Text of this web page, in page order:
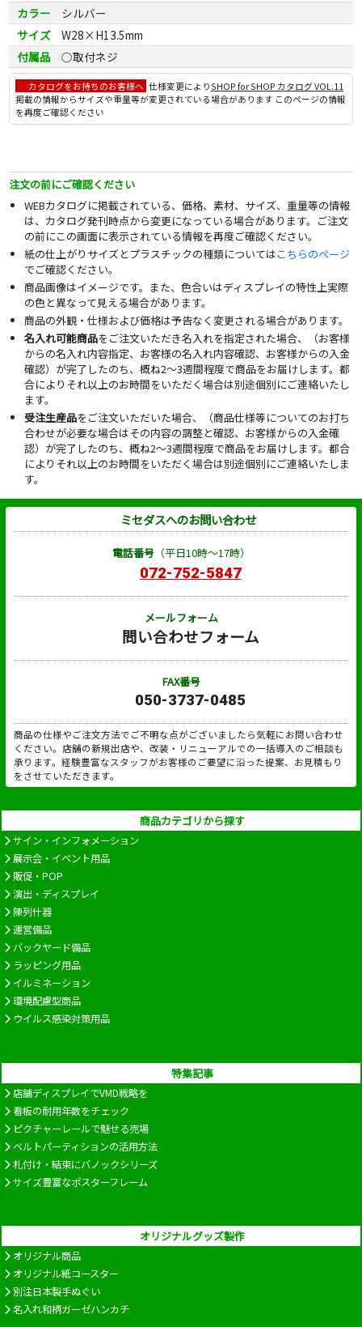
カラー
シルバー
サイズ
W28×H13.5mm
付属品
○取付ネジ
カタログをお持ちのお客様へ 仕様変更によりSHOP for SHOP カタログ VOL.11
掲載の情報からサイズや重量等が変更されている場合があります このページの情報
を再度ご確認ください
注文の前にご確認ください
WEBカタログに掲載されている、価格、素材、サイズ、重量等の情報
は、カタログ発刊時点から変更になっている場合があります。ご注文
の前にこの画面に表示されている情報を再度ご確認ください。
紙の仕上がりサイズとプラスチックの種類についてはこちらのページ
でご確認ください。
商品画像はイメージです。また、色合いはディスプレイの特性上実際
の色と異なって見える場合があります。
商品の外観・仕様および価格は予告なく変更される場合があります。
名入れ可能商品をご注文いただき名入れを指定された場合、（お客様
からの名入れ内容指定、お客様の名入れ内容確認、お客様からの入金
確認）が完了したのち、概ね2～3週間程度で商品をお届けします。都
合によりそれ以上のお時間をいただく場合は別途個別にご連絡いたし
ます。
受注生産品をご注文いただいた場合、（商品仕様等についてのお打ち
合わせが必要な場合はその内容の調整と確認、お客様からの入金確
認）が完了したのち、概ね2～3週間程度で商品をお届けします。都合
によりそれ以上のお時間をいただく場合は別途個別にご連絡いたしま
す。
ミセダスへのお問い合わせ
電話番号（平日10時～17時）
072-752-5847
メールフォーム
問い合わせフォーム
FAX番号
050-3737-0485
商品の仕様やご注文方法でご不明な点がございましたら気軽にお問い合わせ
ください。店舗の新規出店や、改装・リニューアルでの一括導入のご相談も
承ります。経験豊富なスタッフがお客様のご要望に沿った提案、お見積もり
をさせていただきます。
商品カテゴリから探す
サイン・インフォメーション
展示会・イベント用品
販促・POP
演出・ディスプレイ
陳列什器
運営備品
バックヤード備品
ラッピング用品
イルミネーション
環境配慮型商品
ウイルス感染対策用品
特集記事
店舗ディスプレイでVMD戦略を
看板の耐用年数をチェック
ピクチャーレールで魅せる売場
ベルトパーティションの活用方法
札付け・結束にバノックシリーズ
サイズ豊富なポスターフレーム
オリジナルグッズ製作
オリジナル商品
オリジナル紙コースター
別注日本製手ぬぐい
名入れ和柄ガーゼハンカチ